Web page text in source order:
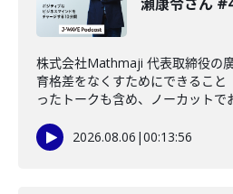
株式会社Mathmaji 代表取締役の
育格差をなくすためにできるこ
ったトークも含め、ノーカットで
2026.08.06 |00:13:56